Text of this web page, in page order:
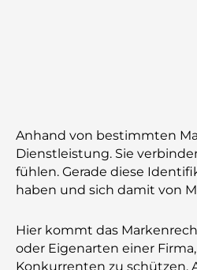
Anhand von bestimmten
Dienstleistung. Sie
fühlen. Gerade diese
haben und sich damit von
Hier kommt das
oder Eigenarten einer
Konkurrenten zu schützen.